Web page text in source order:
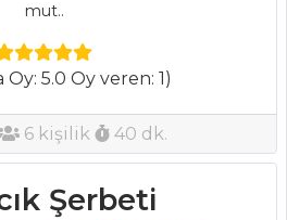
mut..
5.0 Oy veren: 1)
6 kişilik 40 dk.
Şerbeti